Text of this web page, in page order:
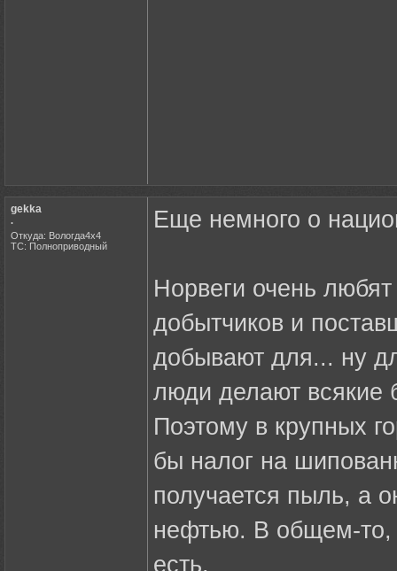
gekka
.
Откуда: Вологда4х4
ТС: Полноприводный
Еще немного о
Норвеги очень
добытчиков и
добывают для... ну
люди делают всякие
Поэтому в крупных
бы налог на
получается пыль, а
нефтью. В общем-то,
есть.